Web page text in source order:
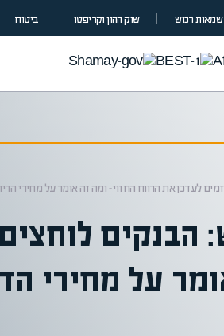
שמאות רכוש שוק ההון וקריפטו ביטוח
לעדכן את הרווח החזוי – ומה זה אומר על מחירי
על מחירי